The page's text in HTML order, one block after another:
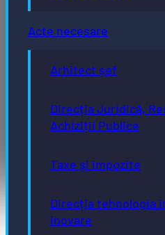
Acte necesare
Arhitect șef
Direcția Juridică,
Achiziții Publice
Taxe și impozite
Direcția tehnologia
inovare
Proiect FEEL - Buletin
Proiect-FEEL-
FISA-PROIECT-FEEL